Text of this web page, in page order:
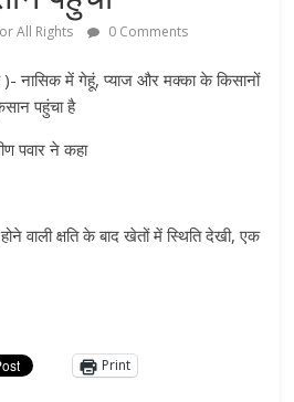
All Rights 0 Comments
)- नासिक में गेहूं, प्याज और मक्का के किसानों
पहुंचा है
पवार ने कहा
वाली क्षति के बाद खेतों में स्थिति देखी, एक
Print